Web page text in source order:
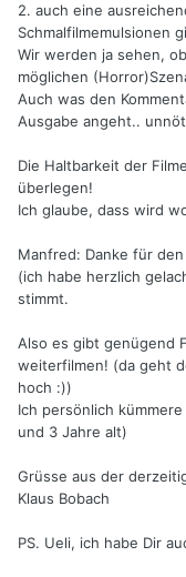
2. auch eine
Schmalfilmemulsionen
Wir werden ja sehen,
möglichen
Auch was den
Ausgabe angeht..
Die Haltbarkeit der
überlegen!
Ich glaube, dass wird
Manfred: Danke für
(ich habe herzlich
stimmt.
Also es gibt genügend
weiterfilmen! (da geht
hoch :))
Ich persönlich
und 3 Jahre alt)
Grüsse aus der
Klaus Bobach
PS. Ueli, ich habe Dir